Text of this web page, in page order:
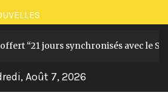
“21 jours synchronisés avec le
Août 7, 2026